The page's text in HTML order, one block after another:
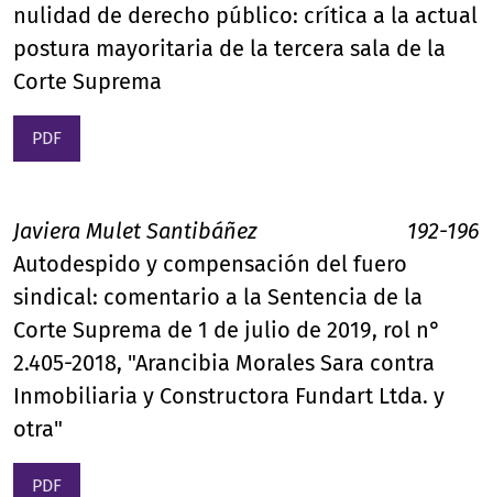
nulidad de derecho público: crítica a la actual
postura mayoritaria de la tercera sala de la
Corte Suprema
PDF
Javiera Mulet Santibáñez
192-196
Autodespido y compensación del fuero
sindical: comentario a la Sentencia de la
Corte Suprema de 1 de julio de 2019, rol n°
2.405-2018, "Arancibia Morales Sara contra
Inmobiliaria y Constructora Fundart Ltda. y
otra"
PDF